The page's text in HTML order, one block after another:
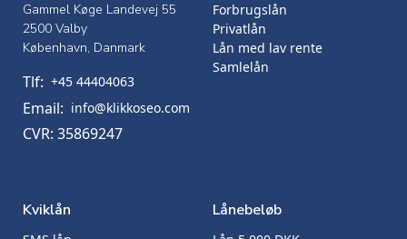
Gammel Køge Landevej 55
2500 Valby
København, Danmark
Tlf: +45 44404063
Email: info@klikkoseo.com
CVR: 35869247
Forbrugslån
Privatlån
Lån med lav rente
Samlelån
Kviklån Lånebeløb